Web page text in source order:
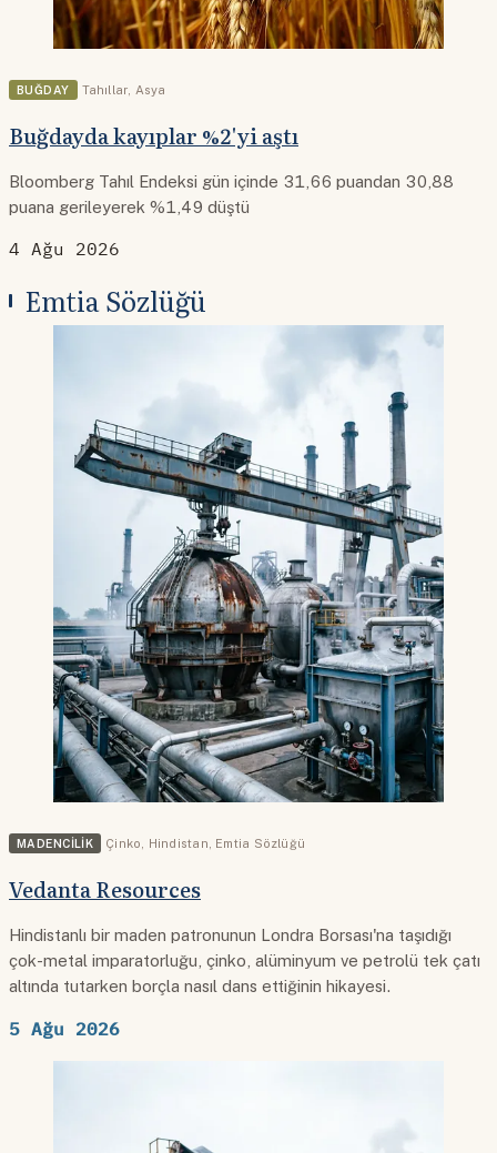
BUĞDAY Tahıllar Asya
Buğdayda kayıplar %2'yi aştı
Bloomberg Tahıl Endeksi gün içinde 31,66 puandan 30,88
puana gerileyerek %1,49 düştü
4 Ağu 2026
Emtia Sözlüğü
MADENCILIK Çinko Hindistan Emtia Sözlüğü
Vedanta Resources
Hindistanlı bir maden patronunun Londra Borsası'na taşıdığı
çok-metal imparatorluğu, çinko, alüminyum ve petrolü tek çatı
altında tutarken borçla nasıl dans ettiğinin hikayesi.
5 Ağu 2026